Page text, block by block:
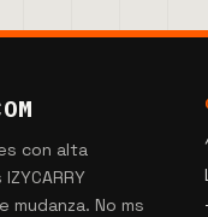
con alta
mudanza. No ms